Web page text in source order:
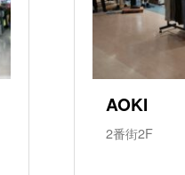
AOKI
2番街2F